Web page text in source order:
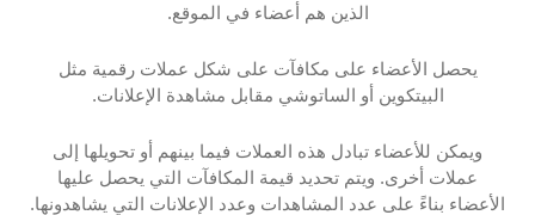
الذين هم أعضاء في الموقع.
يحصل الأعضاء على مكافآت على شكل عملات رقمية مثل
البيتكوين أو الساتوشي مقابل مشاهدة الإعلانات.
ويمكن للأعضاء تبادل هذه العملات فيما بينهم أو تحويلها إلى
عملات أخرى. ويتم تحديد قيمة المكافآت التي يحصل عليها
الأعضاء بناءً على عدد المشاهدات وعدد الإعلانات التي يشاهدونها.